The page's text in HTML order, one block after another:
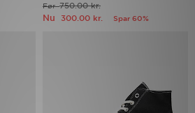
Før750.00 kr.
Nu 300.00 kr. Spar 60%